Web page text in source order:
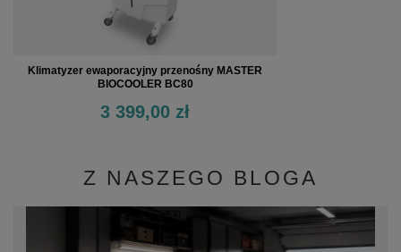
Klimatyzer ewaporacyjny przenośny MASTER
BIOCOOLER BC80
3 399,00 zł
Z NASZEGO BLOGA